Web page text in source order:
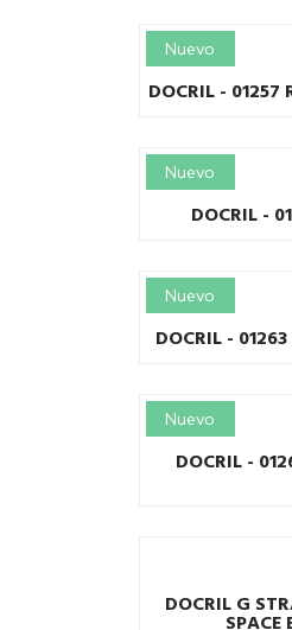
Nuevo
DOCRIL - 01257
Nuevo
DOCRIL -
Nuevo
DOCRIL -
Nuevo
DOCRIL -
DOCRIL G